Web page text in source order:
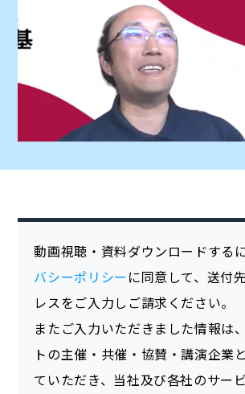
動画視聴・資料ダウンロードするに
バシーポリシー に同意して、送付
レスをご入力しご請求ください。
またご入力いただきました情報は
トの主催・共催・協賛・講演企業
ていただき、当社及び各社のサービ